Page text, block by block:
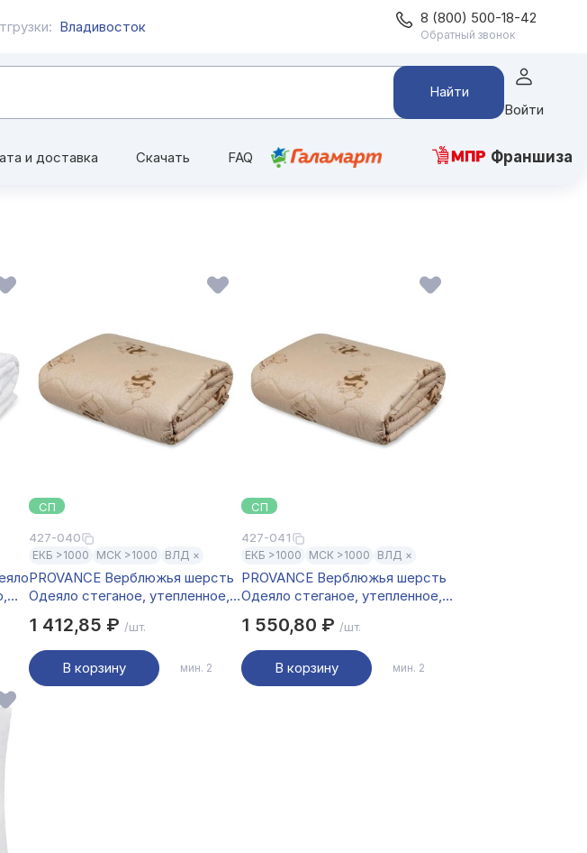
Владивосток 8 (800) 500-18-42
Обратный звонок
Найти
Войти
и доставка Скачать FAQ Франшиза
СП
427-040
ЕКБ >1000 МСК >1000 ВЛД ×
PROVANCE Верблюжья шерсть
Одеяло стеганое, утепленное,
1 412,85 ₽ /шт.
В корзину мин. 2
СП
427-041
ЕКБ >1000 МСК >1000 ВЛД ×
PROVANCE Верблюжья шерсть
Одеяло стеганое, утепленное,
1 550,80 ₽ /шт.
В корзину мин. 2